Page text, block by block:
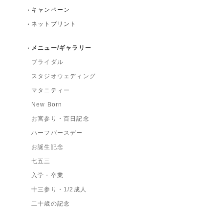
キャンペーン
ネットプリント
メニュー/ギャラリー
ブライダル
スタジオウェディング
マタニティー
New Born
お宮参り・百日記念
ハーフバースデー
お誕生記念
七五三
入学・卒業
十三参り・1/2成人
二十歳の記念